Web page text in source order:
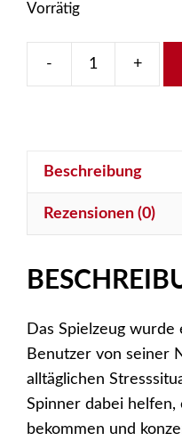
Vorrätig
- +
Beschreibung
Rezensionen (0)
Das Spielzeug
Benutzer von seiner
alltäglichen
Spinner dabei helfen,
bekommen und